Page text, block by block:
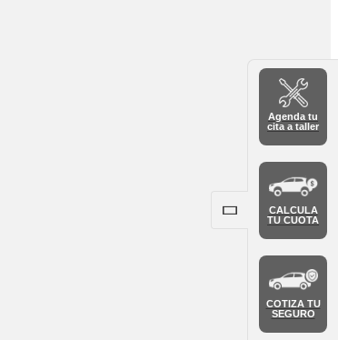
Agenda tu
cita a taller
CALCULA
TU CUOTA
COTIZA TU
SEGURO